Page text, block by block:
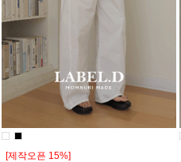
[제작오픈 15%]